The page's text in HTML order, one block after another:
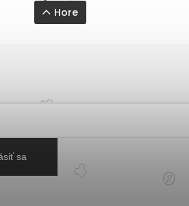
Hore
sa